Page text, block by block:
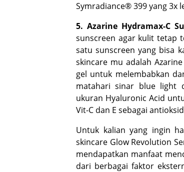
Symradiance® 399yang 3x
5. Azarine Hydramax-C
sunscreen agar kulit tetap
satusunscreen yang bisa
skincare mu adalah
gel untuk melembabkan
matahari sinar blue light
ukuran Hyaluronic Acid
Vit-C dan E sebagai
Untuk kalian yang ingin
skincare Glow Revolution
mendapatkan manfaat
dari berbagai faktor